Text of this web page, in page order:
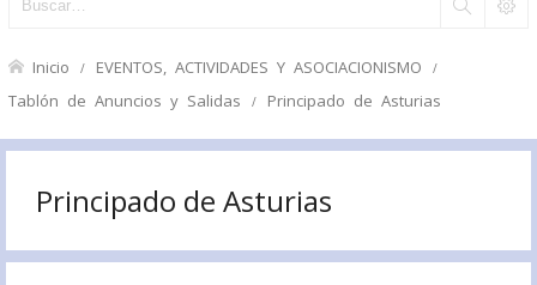
Inicio EVENTOS, ACTIVIDADES Y ASOCIACIONISMO
Tablón de Anuncios y Salidas Principado de Asturias
Principado de Asturias